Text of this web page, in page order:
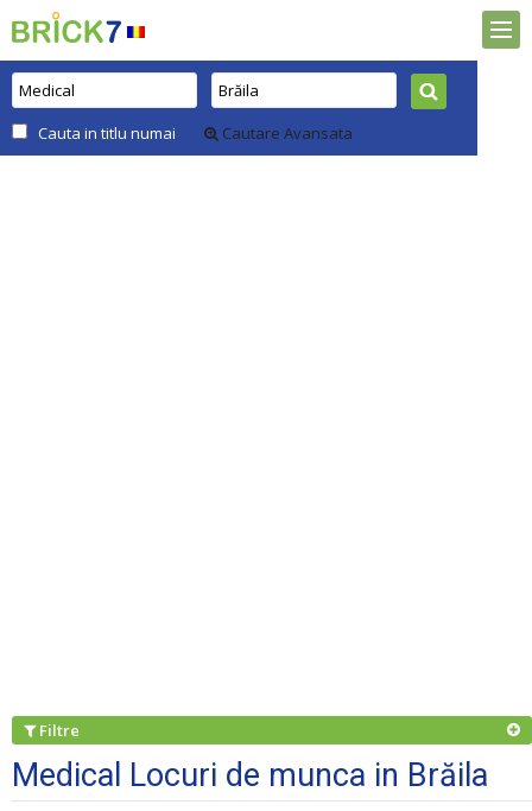
Cauta in titlu numai Cautare Avansata
Filtre
Medical Locuri de munca in Brăila